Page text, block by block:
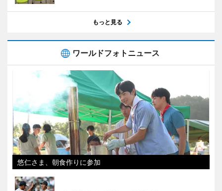
もっと見る
ワールドフォトニュース
悠仁さま、朝食作りに参加